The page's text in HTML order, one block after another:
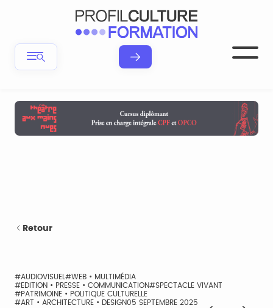
Retour
#AUDIOVISUEL #WEB • MULTIMÉDIA
#EDITION • PRESSE • COMMUNICATION#SPECTACLE VIVANT
#PATRIMOINE • POLITIQUE CULTURELLE
#ART • ARCHITECTURE • DESIGN05 SEPTEMBRE 2025